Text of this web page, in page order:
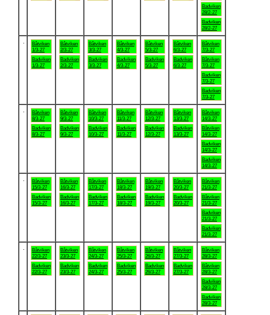
Badviken
28/2-27
Badviken
28/2-27
Båtviken
1/3-27
Badviken
1/3-27
Båtviken
2/3-27
Badviken
2/3-27
Båtviken
3/3-27
Badviken
3/3-27
Båtviken
4/3-27
Badviken
4/3-27
Båtviken
5/3-27
Badviken
5/3-27
Båtviken
6/3-27
Badviken
6/3-27
Båtviken
7/3-27
Båtviken
7/3-27
Badviken
7/3-27
Badviken
7/3-27
Båtviken
8/3-27
Badviken
8/3-27
Båtviken
9/3-27
Badviken
9/3-27
Båtviken
10/3-27
Badviken
10/3-27
Båtviken
11/3-27
Badviken
11/3-27
Båtviken
12/3-27
Badviken
12/3-27
Båtviken
13/3-27
Badviken
13/3-27
Båtviken
14/3-27
Båtviken
14/3-27
Badviken
14/3-27
Badviken
14/3-27
Båtviken
15/3-27
Badviken
15/3-27
Båtviken
16/3-27
Badviken
16/3-27
Båtviken
17/3-27
Badviken
17/3-27
Båtviken
18/3-27
Badviken
18/3-27
Båtviken
19/3-27
Badviken
19/3-27
Båtviken
20/3-27
Badviken
20/3-27
Båtviken
21/3-27
Båtviken
21/3-27
Badviken
21/3-27
Badviken
21/3-27
Båtviken
22/3-27
Badviken
22/3-27
Båtviken
23/3-27
Badviken
23/3-27
Båtviken
24/3-27
Badviken
24/3-27
Båtviken
25/3-27
Badviken
25/3-27
Båtviken
26/3-27
Badviken
26/3-27
Båtviken
27/3-27
Badviken
27/3-27
Båtviken
28/3-27
Båtviken
28/3-27
Badviken
28/3-27
Badviken
28/3-27